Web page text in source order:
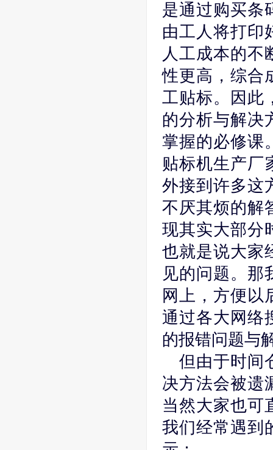
是通过购买条
由工人将打印
人工成本的不
性更高，综合
工贴标。因此
的分析与解决
掌握的必修课
贴标机生产
外接到许多这
不厌其烦的解
现其实大部分
也就是说大家
见的问题。那
网上，方便以
通过各大网络
的报错问题与
但由于时间
决方法会被遗
当然大家也可
我们经常遇到